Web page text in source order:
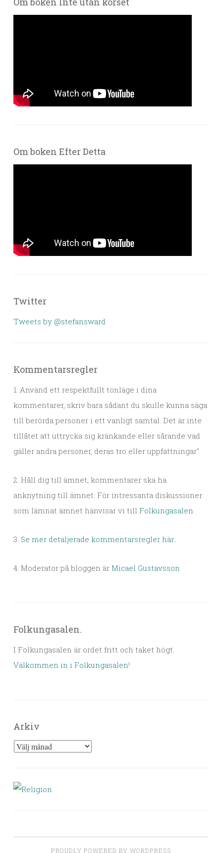
Om boken Efter Detta
Twitter
Tweets by @stefansward
Kommentarsregler
1. Använd ett respektfullt tonläge i dina
kommentarer, skriv bara sådant du skulle kunna säga
till berörda personer i ett vanligt samtal. Det är inte
tillåtet att uttrycka sig kränkande eller sårande vad
gäller andra personer, deras tro eller uppfattningar".
2. Håll dig till ämnet, kommentarer ska ha
anknytning till ämnet. För intressanta diskussioner
som lämnat ämnet hänvisar vi till Folkungasalen.
3. Se mer detaljerade kommentarsregler här..
4. Moderator på bloggen är Micael Gustavsson
Folkungasalen.
I Folkungasalen är ordet fritt och taket högt.
Välkommen in i Folkungasalen!
Arkiv
Arkiv
PROUDLY POWERED BY WORDPRESS